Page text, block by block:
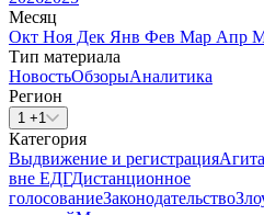
Месяц
Окт Ноя Дек Янв Фев Мар Апр
Тип материала
НовостьОбзорыАналитика
Регион
1 +1
Категория
Выдвижение и регистрация
вне ЕДГДистанционное
голосованиеЗаконодательство